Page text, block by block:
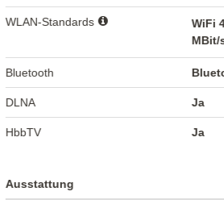
WLAN-Standards
WiFi
MBit/
Bluetooth
DLNA Ja
HbbTV Ja
Ausstattung